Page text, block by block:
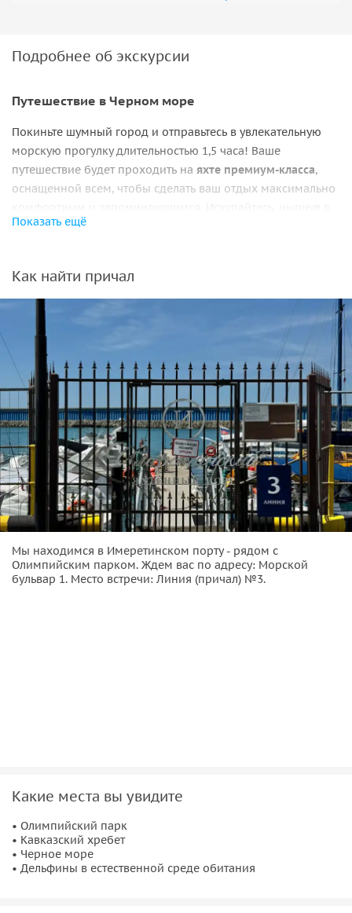
Подробнее об экскурсии
Путешествие в Черном море
Покиньте шумный город и отправьтесь в увлекательную
морскую прогулку длительностью 1,5 часа! Ваше
путешествие будет проходить на яхте премиум-класса,
оснащенной всем, чтобы сделать ваш отдых максимально
море с удобного трапа на борту, или позагорайте под
вершины Кавказского хребта будут проплывать мимо,
впечатляя вас своим необычным ракурсом.
Организационные детали:
Выходим в море изпорта Имеретинский , строим
программу по желанию и предпочтениям гостей
персонально:
• возможно проведение мастер-классов;
• частный отдых;
• конфиденциальные встречи;
• корпоративы;
• экскурсионно-познавательные мероприятия.
• Все детали оговариваются заранее, и тур планируется
состоянии моря и соблюдении мер безопасности
Показать ещё
Как найти причал
Мы находимся в Имеретинском порту - рядом с
Олимпийским парком. Ждем вас по адресу: Морской
бульвар 1. Место встречи: Линия (причал) №3.
Какие места вы увидите
• Олимпийский парк
• Кавказский хребет
• Черное море
• Дельфины в естественной среде обитания